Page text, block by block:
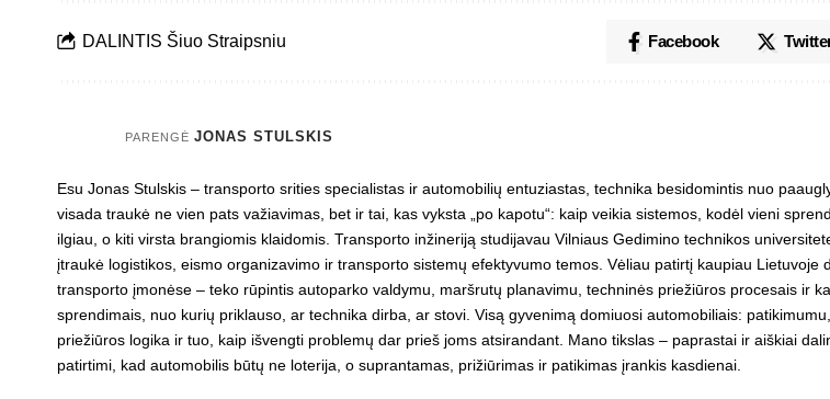
DALINTIS Šiuo Straipsniu Facebook
PARENGĖ JONAS STULSKIS
Esu Jonas Stulskis – transporto srities specialistas ir automobilių entuziastas, technika besidomintis nuo
visada traukė ne vien pats važiavimas, bet ir tai, kas vyksta „po kapotu“: kaip veikia sistemos, kodėl vieni
ilgiau, o kiti virsta brangiomis klaidomis. Transporto inžineriją studijavau Vilniaus Gedimino technikos
įtraukė logistikos, eismo organizavimo ir transporto sistemų efektyvumo temos. Vėliau patirtį kaupiau Lietuvoje
transporto įmonėse – teko rūpintis autoparko valdymu, maršrutų planavimu, techninės priežiūros procesais ir
sprendimais, nuo kurių priklauso, ar technika dirba, ar stovi. Visą gyvenimą domiuosi automobiliais:
priežiūros logika ir tuo, kaip išvengti problemų dar prieš joms atsirandant. Mano tikslas – paprastai ir aiškiai
patirtimi, kad automobilis būtų ne loterija, o suprantamas, prižiūrimas ir patikimas įrankis kasdienai.